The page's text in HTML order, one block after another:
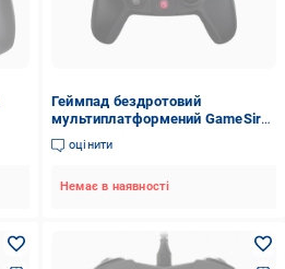
Геймпад бездротовий
мультиплатформений GameSir
G4 PRO (2116461819)
оцінити
Немає в наявності